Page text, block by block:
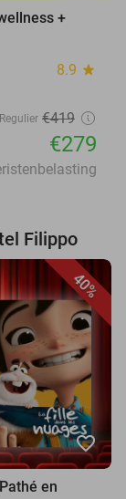
+
8.9 star
Regulier €419
€279
Filippo
40%
favorite_border
en